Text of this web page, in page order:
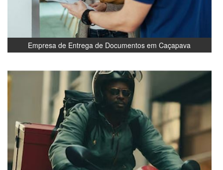
Empresa de Entrega de Documentos em Caçapava